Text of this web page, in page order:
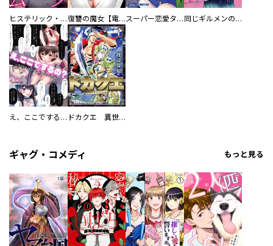
ヒステリック・ハーレム～搾られる男と堕ちる女～【電子単行本版】 復讐の魔女【電子単行本版】 スーパー恋愛タイム！～現場でドＳな彼女は自宅でデレる～ 同じギルメンの声が好き
え、ここでするの？ アイドルのファンが知らない日常 ドカクエ 異世界ドカコッククエスト
ギャグ・コメディ もっと見る